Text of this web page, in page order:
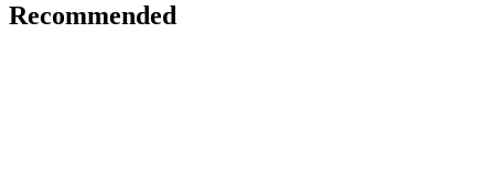
Recommended